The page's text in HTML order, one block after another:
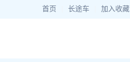
首页 长途车 加入收藏